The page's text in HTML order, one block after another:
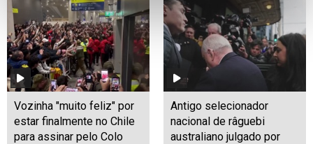
Vozinha "muito feliz" por
estar finalmente no Chile
para assinar pelo Colo
Antigo selecionador
nacional de râguebi
australiano julgado por